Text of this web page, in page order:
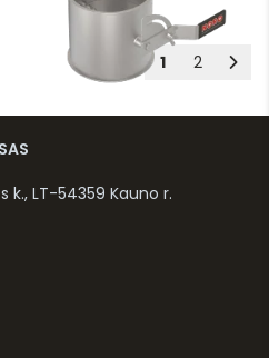
1 2
k., LT-54359 Kauno r.